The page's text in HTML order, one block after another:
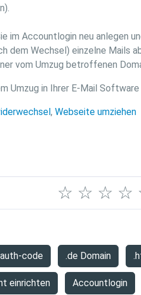
im Accountlogin neu anlegen
dem Wechsel) einzelne Mails
vom Umzug betroffenen
Umzug in Ihrer E-Mail Software
, Webseite umziehen
☆
☆
☆
☆
code .de Domain
einrichten Accountlogin